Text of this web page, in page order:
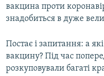
вакцина проти
знадобиться в дуже
Постає і запитання: а
вакцину? Під час
розкуповували багаті